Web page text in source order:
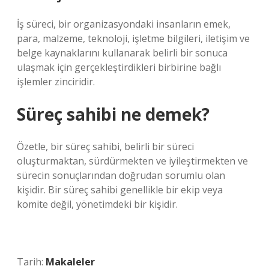
İş süreci, bir organizasyondaki insanların emek,
para, malzeme, teknoloji, işletme bilgileri, iletişim ve
belge kaynaklarını kullanarak belirli bir sonuca
ulaşmak için gerçekleştirdikleri birbirine bağlı
işlemler zinciridir.
Süreç sahibi ne demek?
Özetle, bir süreç sahibi, belirli bir süreci
oluşturmaktan, sürdürmekten ve iyileştirmekten ve
sürecin sonuçlarından doğrudan sorumlu olan
kişidir. Bir süreç sahibi genellikle bir ekip veya
komite değil, yönetimdeki bir kişidir.
Tarih: Makaleler